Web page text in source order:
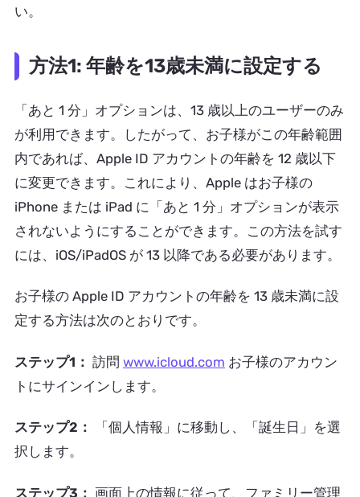
い。
方法1: 年齢を13歳未満に設定する
「あと 1 分」オプションは、13 歳以上のユーザーのみ
が利用できます。したがって、お子様がこの年齢範囲
内であれば、Apple ID アカウントの年齢を 12 歳以下
に変更できます。これにより、Apple はお子様の
iPhone または iPad に「あと 1 分」オプションが表示
されないようにすることができます。この方法を試す
には、iOS/iPadOS が 13 以降である必要があります。
お子様の Apple ID アカウントの年齢を 13 歳未満に設
定する方法は次のとおりです。
ステップ1： 訪問 www.icloud.com お子様のアカウン
トにサインインします。
ステップ2：
「個人情報」に移動し、「誕生日」を選
択します。
ステップ3： 画面上の情報に従って、ファミリー管理